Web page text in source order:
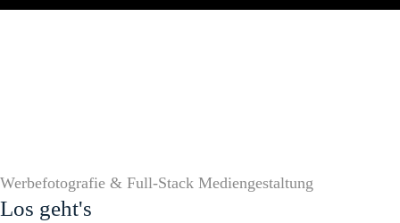
Werbefotografie & Full-Stack Mediengestaltung
Los geht's